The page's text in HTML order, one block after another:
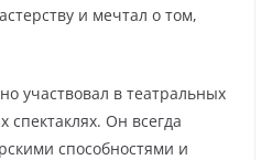
и мечтал о том,
участвовал в театральных
спектаклях. Он всегда
способностями и